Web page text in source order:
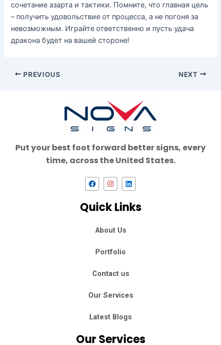
сочетание азарта и тактики. Помните, что главная цель
– получить удовольствие от процесса, а не погоня за
невозможным. Играйте ответственно и пусть удача
дракона будет на вашей стороне!
PREVIOUS NEXT
Put your best foot forward better signs, every
time, across the United States.
F
a
c
b
I
n
s
a
a
m
L
i
n
e
Quick Links
About Us
Portfolio
Contact us
Our Services
Latest Blogs
Our Services